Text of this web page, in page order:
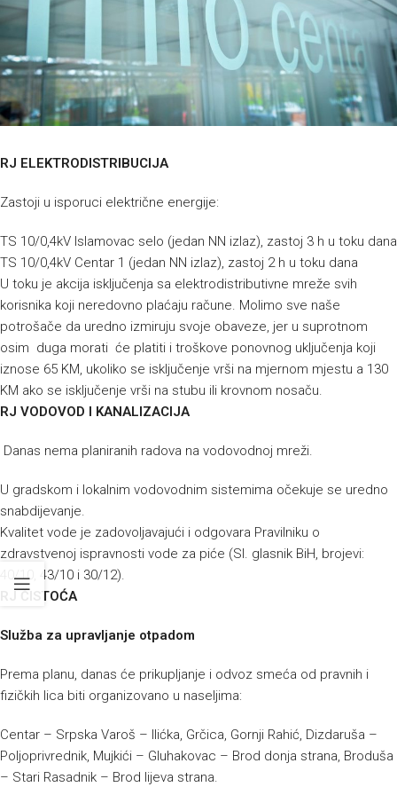
RJ ELEKTRODISTRIBUCIJA
Zastoji u isporuci električne energije:
TS 10/0,4kV Islamovac selo (jedan NN izlaz), zastoj 3 h u toku dana
TS 10/0,4kV Centar 1 (jedan NN izlaz), zastoj 2 h u toku dana
U toku je akcija isključenja sa elektrodistributivne mreže svih
korisnika koji neredovno plaćaju račune. Molimo sve naše
potrošače da uredno izmiruju svoje obaveze, jer u suprotnom
osim duga morati će platiti i troškove ponovnog uključenja koji
iznose 65 KM, ukoliko se isključenje vrši na mjernom mjestu a 130
KM ako se isključenje vrši na stubu ili krovnom nosaču.
RJ VODOVOD I KANALIZACIJA
Danas nema planiranih radova na vodovodnoj mreži.
U gradskom i lokalnim vodovodnim sistemima očekuje se uredno
snabdijevanje.
Kvalitet vode je zadovoljavajući i odgovara Pravilniku o
zdravstvenoj ispravnosti vode za piće (Sl. glasnik BiH, brojevi:
40/10, 43/10 i 30/12).
RJ ČISTOĆA
Služba za upravljanje otpadom
Prema planu, danas će prikupljanje i odvoz smeća od pravnih i
fizičkih lica biti organizovano u naseljima:
Centar – Srpska Varoš – Ilićka, Grčica, Gornji Rahić, Dizdaruša –
Poljoprivrednik, Mujkići – Gluhakovac – Brod donja strana, Broduša
– Stari Rasadnik – Brod lijeva strana.